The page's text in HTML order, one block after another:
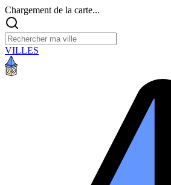
Chargement de la carte...
VILLES